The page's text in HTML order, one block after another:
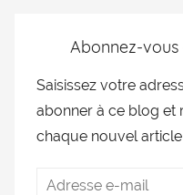
Abonnez-
Saisissez votre
abonner à ce blog et
chaque nouvel